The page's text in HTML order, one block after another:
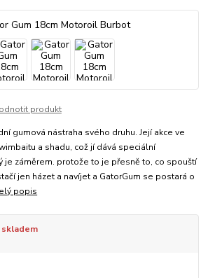
produkt
gumová nástraha svého druhu. Její akce ve
a shadu, což jí dává speciální
je záměrem. protože to je přesně to, co spouští
jen házet a navíjet a GatorGum se postará o
popis
skladem